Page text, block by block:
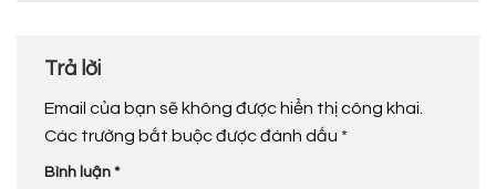
Trả lời
Email của bạn sẽ không được hiển thị công khai.
Các trường bắt buộc được đánh dấu *
Bình luận *